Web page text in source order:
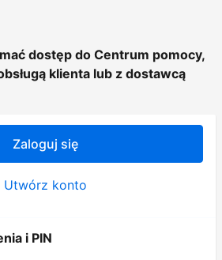
dostęp do Centrum pomocy,
klienta lub z dostawcą
Zaloguj się
Utwórz konto
i PIN